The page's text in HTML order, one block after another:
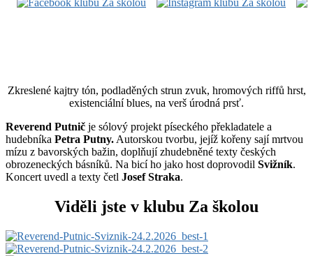
Zkreslené kajtry tón, podladěných strun zvuk, hromových riffů hrst,
existenciální blues, na verš úrodná prsť.
Reverend Putnič je sólový projekt píseckého překladatele a
hudebníka Petra Putny. Autorskou tvorbu, jejíž kořeny sají mrtvou
mízu z bavorských bažin, doplňují zhudebněné texty českých
obrozeneckých básníků. Na bicí ho jako host doprovodil Svižník.
Koncert uvedl a texty četl Josef Straka.
Viděli jste v klubu Za školou